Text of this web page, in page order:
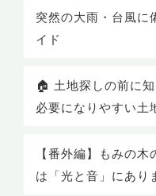
突然の大雨・台風に
イド
🏠 土地探しの前に
必要になりやすい土
【番外編】もみの
は「光と音」にあり